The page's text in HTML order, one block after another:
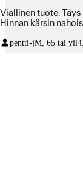
Viallinen tuote.
Hinnan kärsin
pentti-jM, 65 tai yli